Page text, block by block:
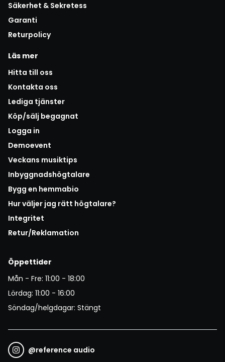
Säkerhet & Sekretess
Garanti
Returpolicy
Läs mer
Hitta till oss
Kontakta oss
Lediga tjänster
Köp/sälj begagnat
Logga in
Demoevent
Veckans musiktips
Inbyggnadshögtalare
Bygg en hemmabio
Hur väljer jag rätt högtalare?
Integritet
Retur/Reklamation
Öppettider
Mån - Fre: 11:00 - 18:00
Lördag: 11:00 - 16:00
Söndag/helgdagar: Stängt
@reference audio